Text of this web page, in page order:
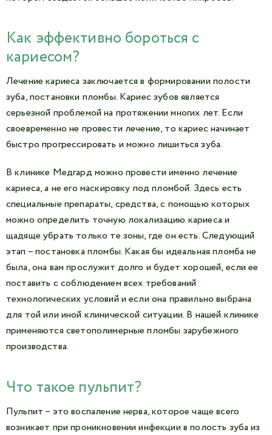
Как эффективно бороться с
кариесом?
Лечение кариеса заключается в формировании полости
зуба, постановки пломбы. Кариес зубов является
серьезной проблемой на протяжении многих лет. Если
своевременно не провести лечение, то кариес начинает
быстро прогрессировать и можно лишиться зуба.
В клинике Медгард можно провести именно лечение
кариеса, а не его маскировку под пломбой. Здесь есть
специальные препараты, средства, с помощью которых
можно определить точную локализацию кариеса и
щадяще убрать только те зоны, где он есть. Следующий
этап – постановка пломбы. Какая бы идеальная пломба не
была, она вам прослужит долго и будет хорошей, если ее
поставить с соблюдением всех требований
технологических условий и если она правильно выбрана
для той или иной клинической ситуации. В нашей клинике
применяются светополимерные пломбы зарубежного
производства.
Что такое пульпит?
Пульпит – это воспаление нерва, которое чаще всего
возникает при проникновении инфекции в полость зуба из